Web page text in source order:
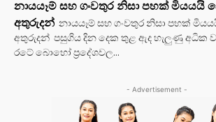
නායයෑම් සහ ගංවතුර නිසා පහක් මියයයි
අතුරුදන් නායයෑම් සහ ගංවතුර නිසා පහක්
අතුරුදන් පසුගිය දින දෙක තුළ ඇද හැලුණු අධික
රටේ බොහෝ ප්‍රදේශවල...
- Advertisement -